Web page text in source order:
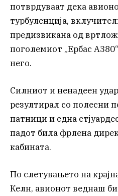
потврдуваат дека
турбуленција,
предизвикана од
поголемиот „Ербас
него.
Силниот и ненадеен
резултирал со полесни
патници и една
падот била фрлена
кабината.
По слетувањето на
Келн, авионот веднаш